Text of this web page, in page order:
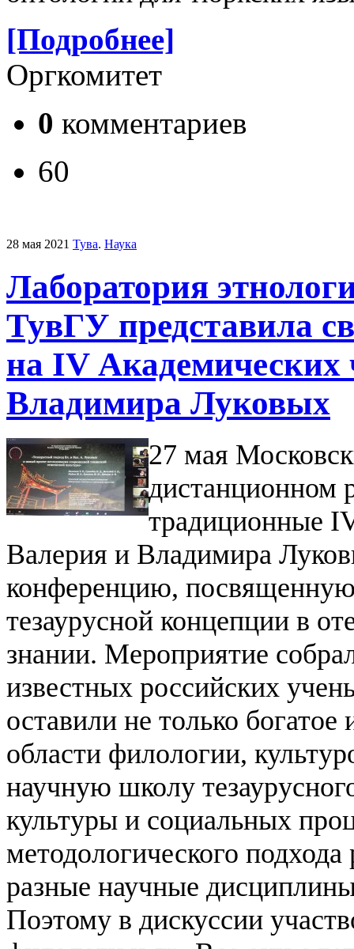
[Подробнее]
Оргкомитет
0 комментариев
60
28 мая 2021 Тува. Наука
Лаборатория
ТувГУ представила
на IV Академических
Владимира Луковых
27 мая
дистанционном
традиционные
Валерия и Владимира
конференцию,
тезаурусной концепции в
знании. Мероприятие
известных российских
оставили не только богатое
области филологии,
научную школу
культуры и социальных
методологического
разные научные
Поэтому в дискуссии